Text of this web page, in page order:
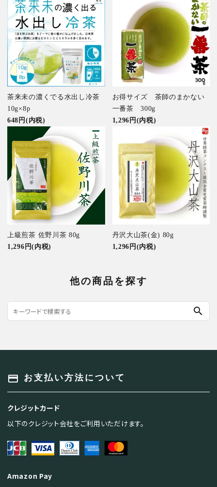
茶来未の濃くでる水出し冷茶
10g×8p
648円(内税)
お得サイズ 茶師のまかない
一番茶 300g
1,296円(内税)
上級煎茶 佐野川茶 80g
1,296円(内税)
丹沢大山茶(金) 80g
1,296円(内税)
他の商品を探す
search
payment お支払い方法について
クレジットカード
以下のクレジット会社をご利用いただけます。
Amazon Pay